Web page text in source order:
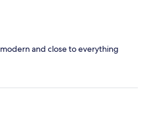
and close to everything